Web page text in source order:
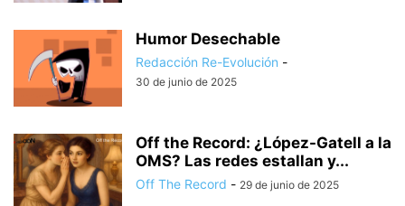
Humor Desechable
Redacción Re-Evolución -
30 de junio de 2025
Off the Record: ¿López-Gatell a la
OMS? Las redes estallan y...
Off The Record - 29 de junio de 2025